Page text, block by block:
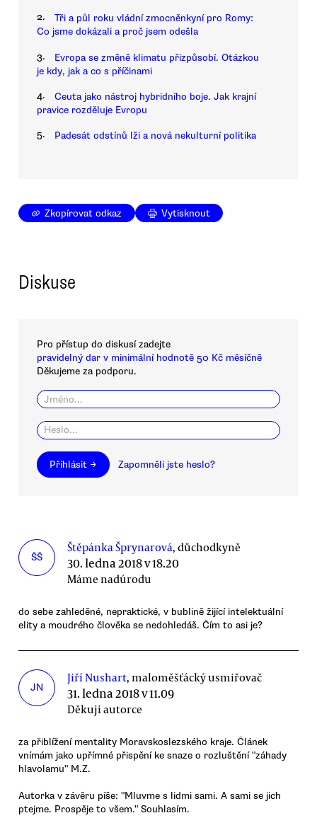
2.
Tři a půl roku vládní zmocněnkyní pro Romy:
Co jsme dokázali a proč jsem odešla
3.
Evropa se změně klimatu přizpůsobí. Otázkou
je kdy, jak a co s příčinami
4.
Ceuta jako nástroj hybridního boje. Jak krajní
pravice rozděluje Evropu
5. Padesát odstínů lži a nová nekulturní politika
Zkopírovat odkaz Vytisknout
Diskuse
Pro přístup do diskusí zadejte
pravidelný dar v minimální hodnotě 50 Kč měsíčně
Děkujeme za podporu.
Přihlásit → Zapomněli jste heslo?
ŠŠ
Štěpánka Šprynarová, důchodkyně
30. ledna 2018 v 18.20
Máme nadúrodu
do sebe zahleděné, nepraktické, v bublině žijící intelektuální
elity a moudrého člověka se nedohledáš. Čím to asi je?
JN
Jiří Nushart, maloměšťácký usmiřovač
31. ledna 2018 v 11.09
Děkuji autorce
za přiblížení mentality Moravskoslezského kraje. Článek
vnímám jako upřímné přispění ke snaze o rozluštění "záhady
hlavolamu" M.Z.
Autorka v závěru píše: "Mluvme s lidmi sami. A sami se jich
ptejme. Prospěje to všem." Souhlasím.